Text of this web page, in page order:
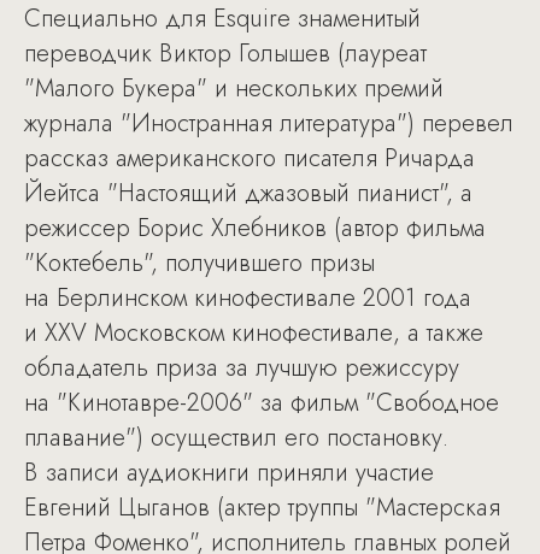
Специально для Esquire знаменитый
переводчик Виктор Голышев (лауреат
"Малого Букера" и нескольких премий
журнала "Иностранная литература") перевел
рассказ американского писателя Ричарда
Йейтса "Настоящий джазовый пианист", а
режиссер Борис Хлебников (автор фильма
"Коктебель", получившего призы
на Берлинском кинофестивале 2001 года
и ХХV Московском кинофестивале, а также
обладатель приза за лучшую режиссуру
на "Кинотавре-2006" за фильм "Свободное
плавание") осуществил его постановку.
В записи аудиокниги приняли участие
Евгений Цыганов (актер труппы "Мастерская
Петра Фоменко", исполнитель главных ролей